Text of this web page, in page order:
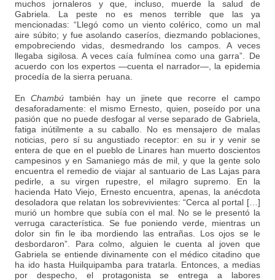
muchos jornaleros y que, incluso, muerde la salud de
Gabriela. La peste no es menos terrible que las ya
mencionadas: “Llegó como un viento colérico, como un mal
aire súbito; y fue asolando caseríos, diezmando poblaciones,
empobreciendo vidas, desmedrando los campos. A veces
llegaba sigilosa. A veces caía fulmínea como una garra”. De
acuerdo con los expertos —cuenta el narrador—, la epidemia
procedía de la sierra peruana.
EnChambú también hay un jinete que recorre el campo
desaforadamente: el mismo Ernesto, quien, poseído por una
pasión que no puede desfogar al verse separado de Gabriela,
fatiga inútilmente a su caballo. No es mensajero de malas
noticias, pero sí su angustiado receptor: en su ir y venir se
entera de que en el pueblo de Linares han muerto doscientos
campesinos y en Samaniego más de mil, y que la gente solo
encuentra el remedio de viajar al santuario de Las Lajas para
pedirle, a su virgen rupestre, el milagro supremo. En la
hacienda Hato Viejo, Ernesto encuentra, apenas, la anécdota
desoladora que relatan los sobrevivientes: “Cerca al portal […]
murió un hombre que subía con el mal. No se le presentó la
verruga característica. Se fue poniendo verde, mientras un
dolor sin fin le iba mordiendo las entrañas. Los ojos se le
desbordaron”. Para colmo, alguien le cuenta al joven que
Gabriela se entiende divinamente con el médico citadino que
ha ido hasta Huilquipamba para tratarla. Entonces, a medias
por despecho, el protagonista se entrega a labores